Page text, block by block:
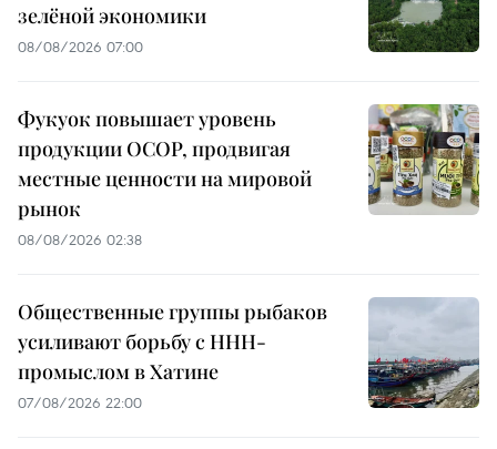
зелёной экономики
08/08/2026 07:00
Фукуок повышает уровень
продукции OCOP, продвигая
местные ценности на мировой
рынок
08/08/2026 02:38
Общественные группы рыбаков
усиливают борьбу с ННН-
промыслом в Хатине
07/08/2026 22:00